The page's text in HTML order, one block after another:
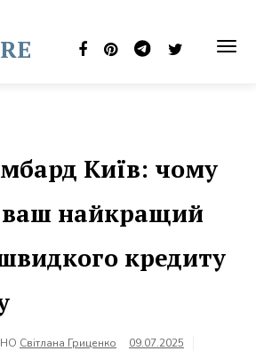
Київ: чому
ваш найкращий
кредиту
Світлана Гриценко
09.07.2025